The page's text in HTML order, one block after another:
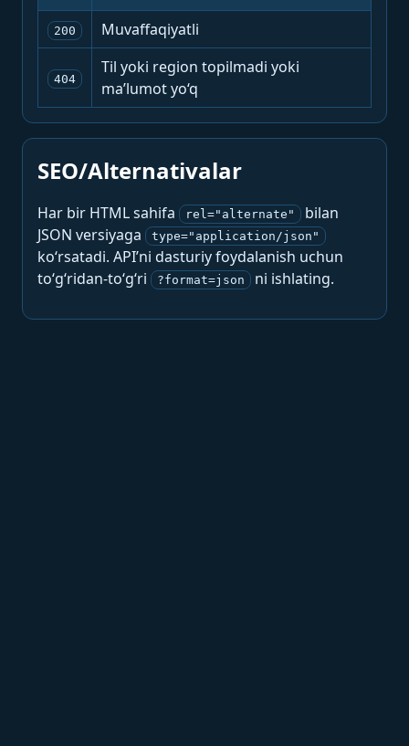
200 Muvaffaqiyatli
404
Til yoki region topilmadi yoki
ma’lumot yo‘q
SEO/Alternativalar
Har bir HTML sahifa rel="alternate"
bilan
JSON versiyaga
type="application/json"
ko‘rsatadi. API’ni dasturiy foydalanish uchun
to‘g‘ridan-to‘g‘ri
?format=json ni ishlating.